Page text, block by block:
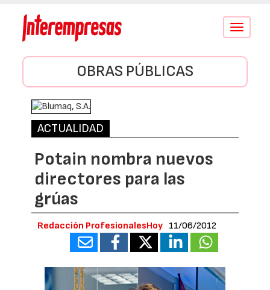
Conmutar
OBRAS PÚBLICAS
ACTUALIDAD
Potain nombra nuevos
directores para las
grúas
Redacción ProfesionalesHoy 11/06/2012